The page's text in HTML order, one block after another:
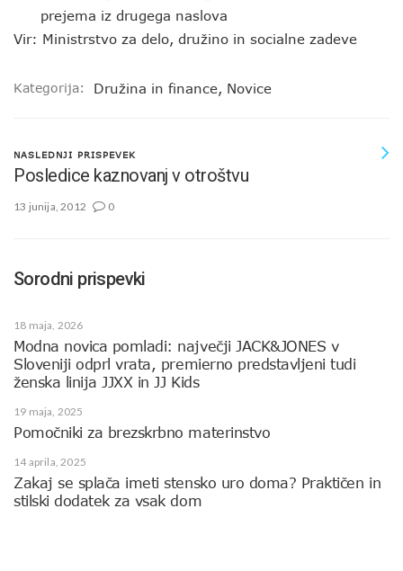
prejema iz drugega naslova
Vir: Ministrstvo za delo, družino in socialne zadeve
Kategorija: Družina in finance, Novice
NASLEDNJI PRISPEVEK
Posledice kaznovanj v otroštvu
13 junija, 2012 0
Sorodni prispevki
18 maja, 2026
Modna novica pomladi: največji JACK&JONES v
Sloveniji odprl vrata, premierno predstavljeni tudi
ženska linija JJXX in JJ Kids
19 maja, 2025
Pomočniki za brezskrbno materinstvo
14 aprila, 2025
Zakaj se splača imeti stensko uro doma? Praktičen in
stilski dodatek za vsak dom